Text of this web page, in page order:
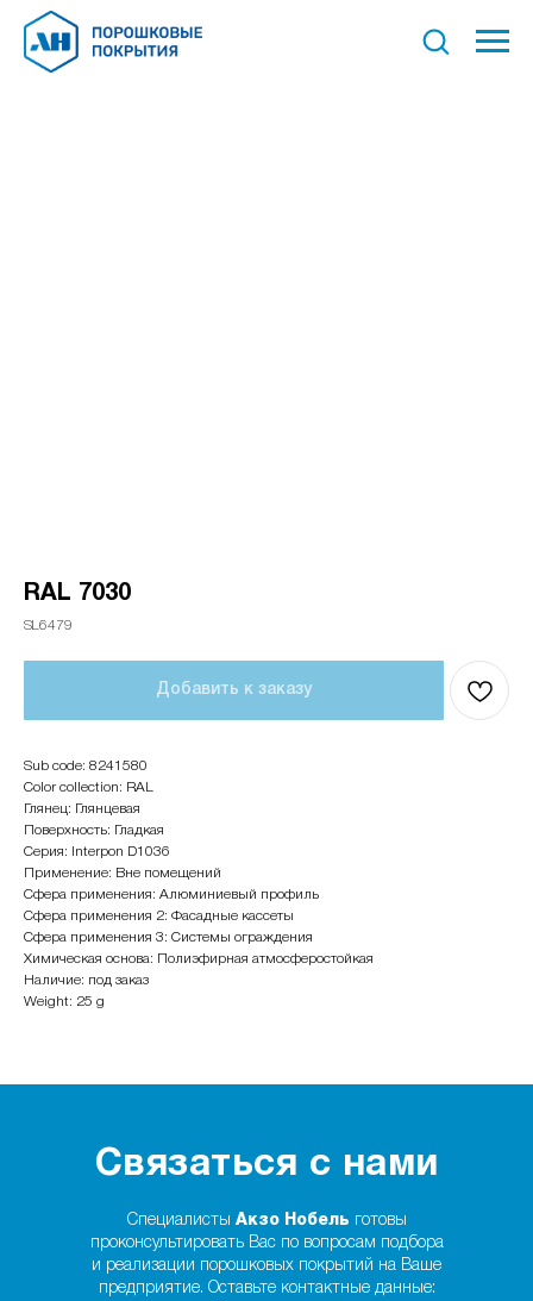
RAL 7030
SL6479
Добавить к заказу
Sub code: 8241580
Color collection: RAL
Глянец: Глянцевая
Поверхность: Гладкая
Серия: Interpon D1036
Применение: Вне помещений
Сфера применения: Алюминиевый профиль
Сфера применения 2: Фасадные кассеты
Сфера применения 3: Системы ограждения
Химическая основа: Полиэфирная атмосферостойкая
Наличие: под заказ
Weight: 25 g
Специалисты Акзо Нобель готовы
проконсультировать Вас по вопросам подбора
и реализации порошковых покрытий на Ваше
предприятие. Оставьте контактные данные:
Связаться с нами